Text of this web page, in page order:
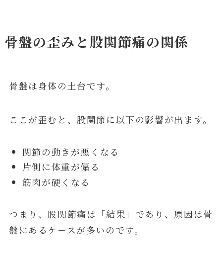
骨盤の歪みと股関節痛の関係
骨盤は身体の土台です。
ここが歪むと、股関節に以下の影響が出ます。
関節の動きが悪くなる
片側に体重が偏る
筋肉が硬くなる
つまり、股関節痛は「結果」であり、原因は骨
盤にあるケースが多いのです。